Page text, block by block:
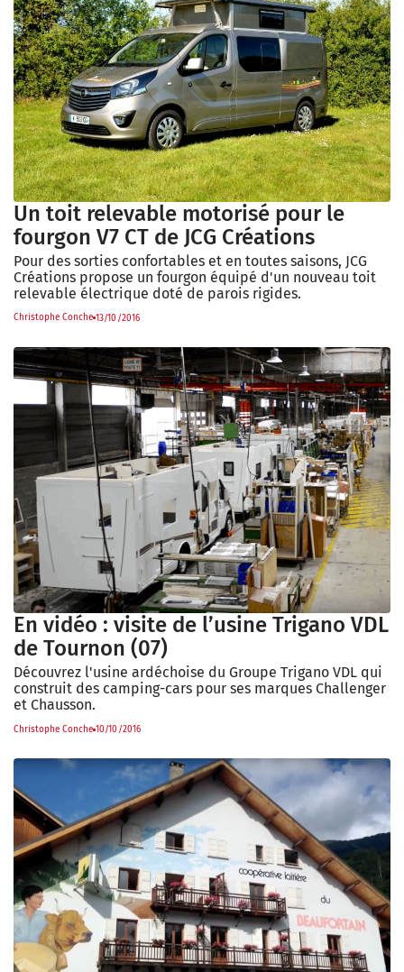
Un toit relevable motorisé pour le
fourgon V7 CT de JCG Créations
Pour des sorties confortables et en toutes saisons, JCG
Créations propose un fourgon équipé d'un nouveau toit
relevable électrique doté de parois rigides.
Christophe Conche 13/10/2016
En vidéo : visite de l’usine Trigano VDL
de Tournon (07)
Découvrez l'usine ardéchoise du Groupe Trigano VDL qui
construit des camping-cars pour ses marques Challenger
et Chausson.
Christophe Conche 10/10/2016